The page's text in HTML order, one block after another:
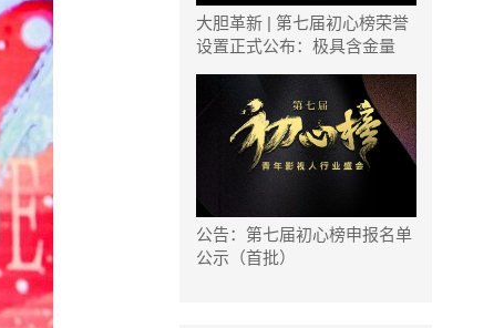
大胆革新 | 第七届初心榜荣誉
设置正式公布：极具含金量
公告：第七届初心榜申报名单
公示（首批）